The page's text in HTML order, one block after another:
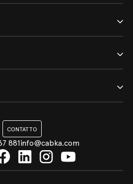
881info@cabka.com
CONTATTO